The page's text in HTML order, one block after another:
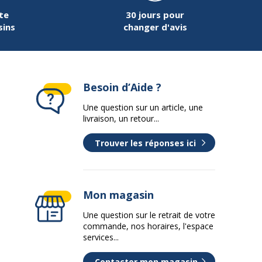
1 ligne x 16 caractères
Détouré, Gras, Gras italique, Italique, Normal,
Android, Apple iOS
30 jours pour
changer d'avis
Besoin d’Aide ?
Une question sur un article, une
livraison, un retour...
Trouver les réponses ici
Mon magasin
Une question sur le retrait de votre
commande, nos horaires, l'espace
services...